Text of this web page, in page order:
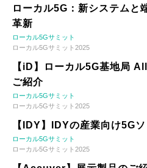
ローカル5G：新システムと
革新
ローカル5Gサミット
ローカル5Gサミット2025
【iD】ローカル5G基地局
ご紹介
ローカル5Gサミット
ローカル5Gサミット2025
【IDY】IDYの産業向け5G
ローカル5Gサミット
ローカル5Gサミット2025